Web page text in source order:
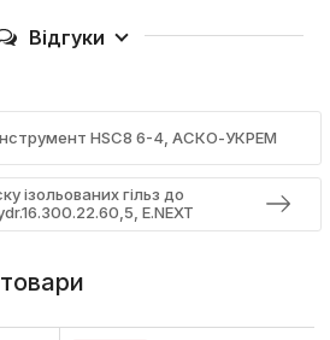
Відгуки
HSC8 6-4, АСКО-УКРЕМ
ізольованих гільз до
E.NEXT